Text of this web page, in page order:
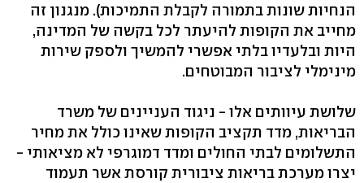
הנחיות שונות בתמורה לקבלת התמיכות). מנגנון זה
מחייב את הקופות להיעתר לכל בקשה של המדינה,
היות ובלעדיו בלתי אפשרי להמשיך ולספק שירות
מינימלי לציבור המבוטחים.
שלושת עיוותים אלו - ניגוד העניינים של משרד
הבריאות, מדד תקציב הקופות שאינו כולל את מחיר
התשלומים לבתי החולים ומדד דמוגרפי לא מציאותי -
יצרו מערכת בריאות ציבורית קורסת אשר תעמוד